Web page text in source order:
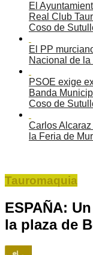
El
Real Club
Coso de
El PP
Nacional de la
PSOE exige
Banda
Coso de
Carlos
la Feria de
Tauromaquia
ESPAÑA:
la plaza de